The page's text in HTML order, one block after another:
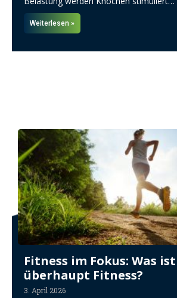
Weiterlesen »
Fitness im Fokus: Was ist
überhaupt Fitness?
3. April 2026